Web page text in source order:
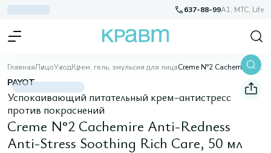
637-88-99A1, МТС, Life
ГлавнаяЛицоУходКрем, гель, эмульсия для лица Creme N°2 Cachemire Anti-Redness Anti-Stress Soothing Rich Care, 50 мл
PAYOT
Успокаивающий питательный крем-антистресс
против покраснений
Creme N°2 Cachemire Anti-Redness
Anti-Stress Soothing Rich Care, 50 мл